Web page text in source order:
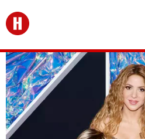
Перейти на главную